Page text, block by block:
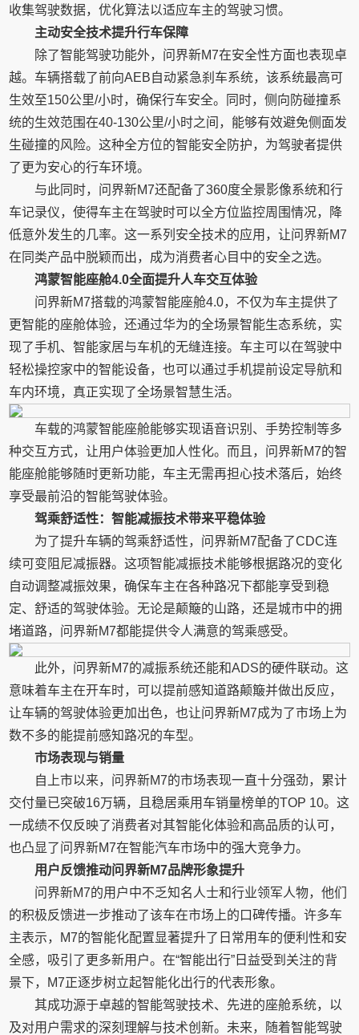
收集驾驶数据，优化算法以适应车主的驾驶习惯。
主动安全技术提升行车保障
除了智能驾驶功能外，问界新M7在安全性方面也表现卓
越。车辆搭载了前向AEB自动紧急刹车系统，该系统最高可
生效至150公里/小时，确保行车安全。同时，侧向防碰撞系
统的生效范围在40-130公里/小时之间，能够有效避免侧面发
生碰撞的风险。这种全方位的智能安全防护，为驾驶者提供
了更为安心的行车环境。
与此同时，问界新M7还配备了360度全景影像系统和行
车记录仪，使得车主在驾驶时可以全方位监控周围情况，降
低意外发生的几率。这一系列安全技术的应用，让问界新M7
在同类产品中脱颖而出，成为消费者心目中的安全之选。
鸿蒙智能座舱4.0全面提升人车交互体验
问界新M7搭载的鸿蒙智能座舱4.0，不仅为车主提供了
更智能的座舱体验，还通过华为的全场景智能生态系统，实
现了手机、智能家居与车机的无缝连接。车主可以在驾驶中
轻松操控家中的智能设备，也可以通过手机提前设定导航和
车内环境，真正实现了全场景智慧生活。
车载的鸿蒙智能座舱能够实现语音识别、手势控制等多
种交互方式，让用户体验更加人性化。而且，问界新M7的智
能座舱能够随时更新功能，车主无需再担心技术落后，始终
享受最前沿的智能驾驶体验。
驾乘舒适性：智能减振技术带来平稳体验
为了提升车辆的驾乘舒适性，问界新M7配备了CDC连
续可变阻尼减振器。这项智能减振技术能够根据路况的变化
自动调整减振效果，确保车主在各种路况下都能享受到稳
定、舒适的驾驶体验。无论是颠簸的山路，还是城市中的拥
堵道路，问界新M7都能提供令人满意的驾乘感受。
此外，问界新M7的减振系统还能和ADS的硬件联动。这
意味着车主在开车时，可以提前感知道路颠簸并做出反应，
让车辆的驾驶体验更加出色，也让问界新M7成为了市场上为
数不多的能提前感知路况的车型。
市场表现与销量
自上市以来，问界新M7的市场表现一直十分强劲，累计
交付量已突破16万辆，且稳居乘用车销量榜单的TOP 10。这
一成绩不仅反映了消费者对其智能化体验和高品质的认可，
也凸显了问界新M7在智能汽车市场中的强大竞争力。
用户反馈推动问界新M7品牌形象提升
问界新M7的用户中不乏知名人士和行业领军人物，他们
的积极反馈进一步推动了该车在市场上的口碑传播。许多车
主表示，M7的智能化配置显著提升了日常用车的便利性和安
全感，吸引了更多新用户。在“智能出行”日益受到关注的背
景下，M7正逐步树立起智能化出行的代表形象。
其成功源于卓越的智能驾驶技术、先进的座舱系统，以
及对用户需求的深刻理解与技术创新。未来，随着智能驾驶